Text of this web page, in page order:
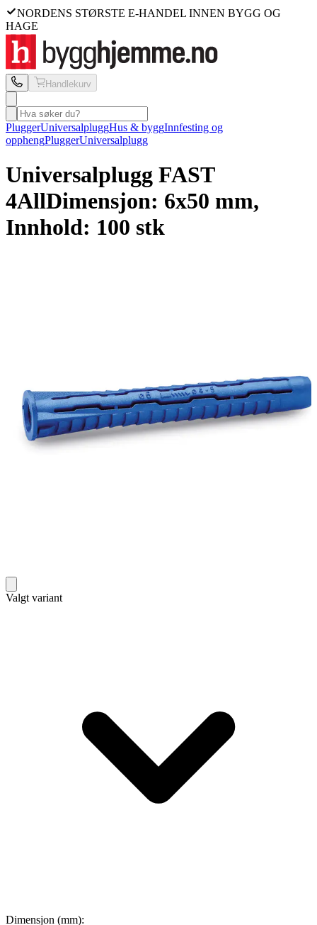
NORDENS STØRSTE E-HANDEL INNEN BYGG OG
HAGE
Handlekurv
PluggerUniversalpluggHus & byggInnfesting og
opphengPluggerUniversalplugg
Universalplugg FAST
4AllDimensjon: 6x50 mm,
Innhold: 100 stk
Valgt variant
Dimensjon (mm):